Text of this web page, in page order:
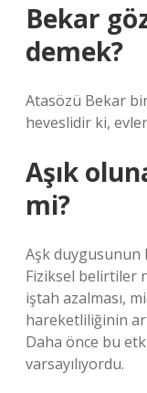
Bekar
demek?
Atasözü Bekar
heveslidir ki,
Aşık
mi?
Aşk duygusunun
Fiziksel belirtiler
iştah azalması,
hareketliliğinin
Daha önce bu
varsayılıyordu.